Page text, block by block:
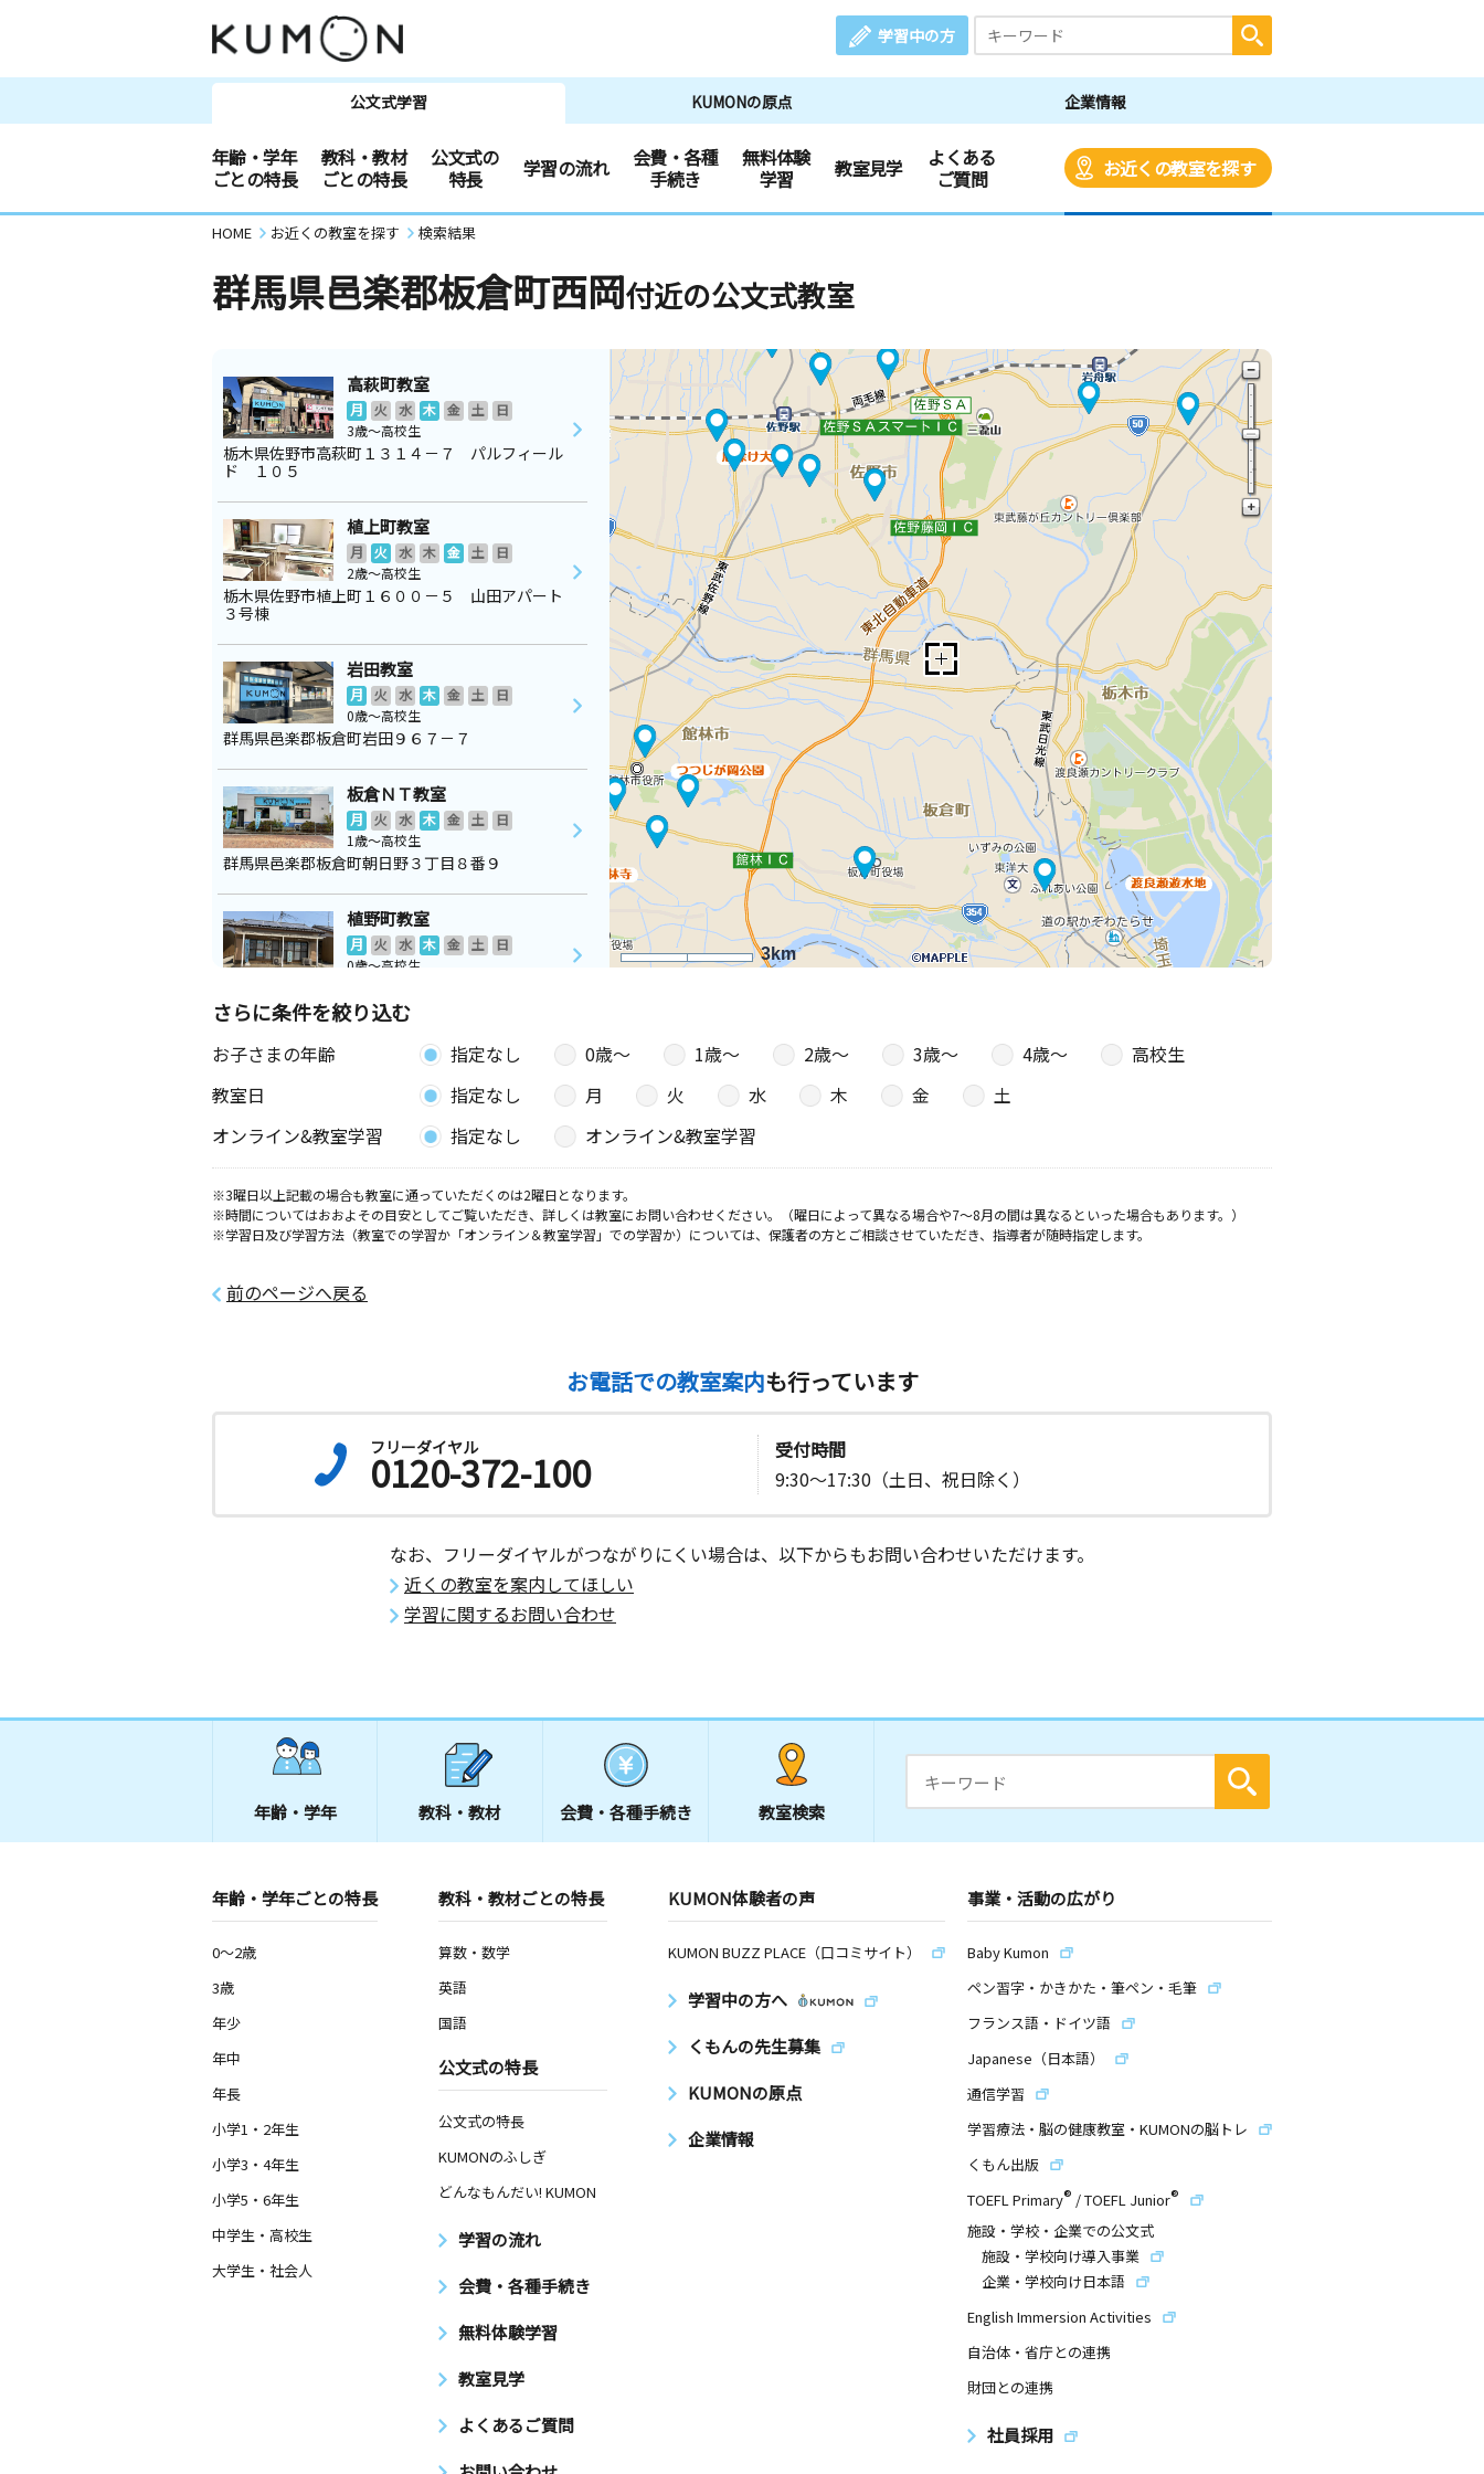
学習中の方
公文式学習 KUMONの原点 企業情報
年齢・学年
ごとの特長
教科・教材
ごとの特長
公文式の
特長
学習の流れ
会費・各種
手続き
無料体験
学習
教室見学
よくある
ご質問
お近くの教室を探す
HOME お近くの教室を探す 検索結果
群馬県邑楽郡板倉町西岡付近の公文式教室
3km
高萩町教室
月 火 水 木 金 土
日
3歳～高校生
栃木県佐野市高萩町１３１４－７ パルフィール
ド １０５
植上町教室
月 火 水 木 金 土
日
2歳～高校生
栃木県佐野市植上町１６００－５ 山田アパート
３号棟
岩田教室
月 火 水 木 金 土
日
0歳～高校生
群馬県邑楽郡板倉町岩田９６７－７
板倉ＮＴ教室
月 火 水 木 金 土
日
1歳～高校生
群馬県邑楽郡板倉町朝日野３丁目８番９
植野町教室
月 火 水 木 金 土
日
0歳～高校生
犬伏新町教室
木 金 土 日
3歳～高校生
栃木県佐野市犬伏新町１３００ー１ ナカヤマビ
ル２０６
岩舟教室
月 火 水 木 金 土
日
0歳～高校生
赤坂教室
火 木 金 土
日
栃木県佐野市赤坂町９７３－１２
花山町教室
水 木 金 土
日
3歳～高校生
栃木県佐野市大橋町３２１４－１２
堀米町教室
栃木県佐野市堀米町３９４５
金
群馬県館林市城町１２－１８ 城町北会館
群馬県館林市上赤生田町３８４７
館林緑町教室
さらに条件を絞り込む
お子さまの年齢 指定なし 0歳〜 1歳〜 2歳〜 3歳〜 4歳〜
高校生
教室日
指定なし 月 火 水 木 金
土
オンライン&教室学習
指定なし オンライン&教室学習
※3曜日以上記載の場合も教室に通っていただくのは2曜日となります。
※時間についてはおおよその目安としてご覧いただき、詳しくは教室にお問い合わせください。（曜日によって異なる場合や7～8月の間は異なるといった場合もあります。）
※学習日及び学習方法（教室での学習か「オンライン＆教室学習」での学習か）については、保護者の方とご相談させていただき、指導者が随時指定します。
前のページへ戻る
お電話での教室案内も行っています
フリーダイヤル
0120-372-100
受付時間
9:30～17:30（土日、祝日除く）
なお、フリーダイヤルがつながりにくい場合は、以下からもお問い合わせいただけます。
近くの教室を案内してほしい
学習に関するお問い合わせ
年齢・学年 教科・教材 会費・ 各種手続き 教室検索
年齢・学年ごとの特長
0～2歳
3歳
年少
年中
年長
小学1・2年生
小学3・4年生
小学5・6年生
中学生・高校生
大学生・社会人
教科・教材ごとの特長
算数・数学
英語
国語
公文式の特長
公文式の特長
KUMONのふしぎ
どんなもんだい! KUMON
学習の流れ
会費・各種手続き
無料体験学習
教室見学
よくあるご質問
KUMON体験者の声
KUMON BUZZ PLACE（口コミサイト）
学習中の方へ
くもんの先生募集
KUMONの原点
企業情報
事業・活動の広がり
Baby Kumon
ペン習字・かきかた・筆ペン・毛筆
フランス語・ドイツ語
Japanese（日本語）
通信学習
学習療法・脳の健康教室・KUMONの脳トレ
くもん出版
TOEFL Primary® /TOEFL Junior®
施設・学校・企業での公文式
施設・学校向け導入事業
企業・学校向け日本語
English Immersion Activities
自治体・省庁との連携
財団との連携
社員採用